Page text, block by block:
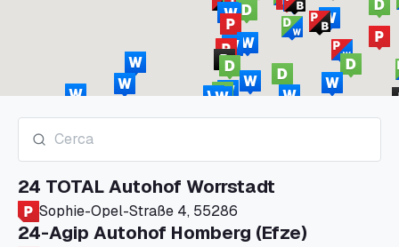
24 TOTAL Autohof Worrstadt
Sophie-Opel-Straße 4, 55286
24-Agip Autohof Homberg (Efze)